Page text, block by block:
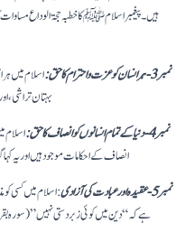
ہیں۔ پیغمبر اسلام ﷺ کا خطبہ حجۃ الوداع مساوات
نمبر 3- ہر انسان کو عزت و احترام کا حق:
اسلام میں
بہتان تراشی،
نمبر 4- دنیا کے تمام انسانوں کو انصاف کا حق:
اسلام
انصاف کے احکامات موجود ہیں اور یہ کہا
نمبر 5- عقیدہ اور عبادت کی آزادی
: اسلام میں کسی